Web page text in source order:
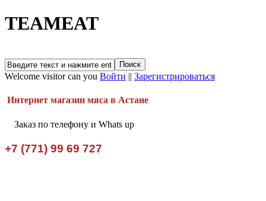
TEAMEAT
Welcome visitor can you Войти || Зарегистрироваться
Интернет магазин мяса в Астане
Заказ по телефону и Whats up
+7 (771) 99 69 727